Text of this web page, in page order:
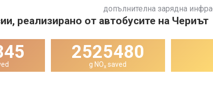
допълнителна зарядна
реализирано от автобусите на Чериът
3666809
g NOx saved